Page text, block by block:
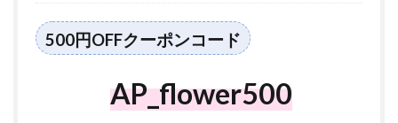
500円OFFクーポンコード
AP_flower500